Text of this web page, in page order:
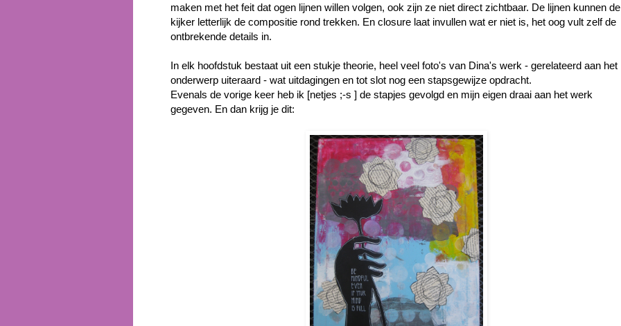
maken met het feit dat ogen lijnen willen volgen, ook zijn ze niet direct zichtbaar. De lijnen kunnen de
kijker letterlijk de compositie rond trekken. En closure laat invullen wat er niet is, het oog vult zelf de
ontbrekende details in.
In elk hoofdstuk bestaat uit een stukje theorie, heel veel foto's van Dina's werk - gerelateerd aan het
onderwerp uiteraard - wat uitdagingen en tot slot nog een stapsgewijze opdracht.
Evenals de vorige keer heb ik [netjes ;-s ] de stapjes gevolgd en mijn eigen draai aan het werk
gegeven. En dan krijg je dit: